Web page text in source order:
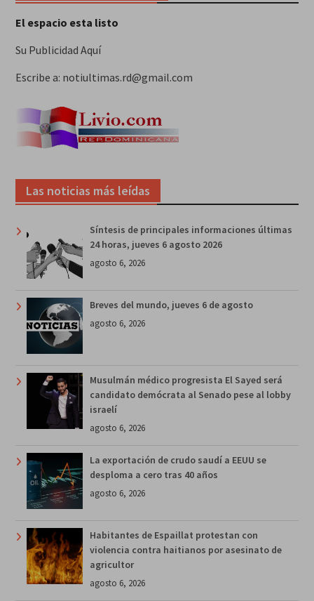
El espacio esta listo
Su Publicidad Aquí
Escribe a: notiultimas.rd@gmail.com
Las noticias más leídas
Síntesis de principales informaciones últimas
24 horas, jueves 6 agosto 2026
agosto 6, 2026
Breves del mundo, jueves 6 de agosto
agosto 6, 2026
Musulmán médico progresista El Sayed será
candidato demócrata al Senado pese al lobby
israelí
agosto 6, 2026
La exportación de crudo saudí a EEUU se
desploma a cero tras 40 años
agosto 6, 2026
Habitantes de Espaillat protestan con
violencia contra haitianos por asesinato de
agricultor
agosto 6, 2026